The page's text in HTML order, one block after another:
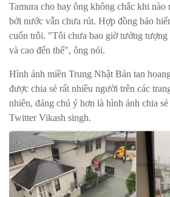
Tamura cho hay ông không chắc khi nào
bởi nước vẫn chưa rút. Hợp đồng bảo
cuốn trôi. "Tôi chưa bao giờ tưởng tượng
và cao đến thế", ông nói.
Hình ảnh miền Trung Nhật Bản tan
được chia sẻ rất nhiều người trên các
nhiên, đáng chú ý hơn là hình ảnh chia
Twitter Vikash singh.